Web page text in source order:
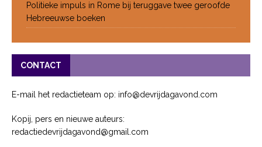
Politieke impuls in Rome bij teruggave twee geroofde
Hebreeuwse boeken
CONTACT
E-mail het redactieteam op: info@devrijdagavond.com
Kopij, pers en nieuwe auteurs:
redactiedevrijdagavond@gmail.com